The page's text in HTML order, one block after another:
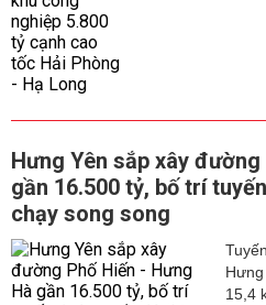
Hưng Yên sắp xây
gần 16.500 tỷ, bố trí
chạy song song
15,4